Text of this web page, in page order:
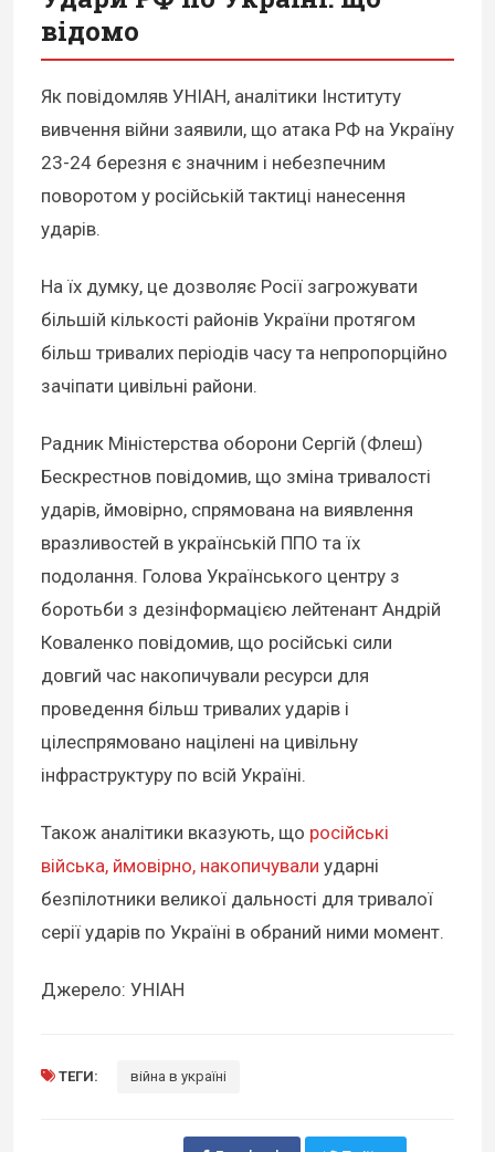
відомо
Як повідомляв УНІАН, аналітики Інституту
вивчення війни заявили, що атака РФ на Україну
23-24 березня є значним і небезпечним
поворотом у російській тактиці нанесення
ударів.
На їх думку, це дозволяє Росії загрожувати
більшій кількості районів України протягом
більш тривалих періодів часу та непропорційно
зачіпати цивільні райони.
Радник Міністерства оборони Сергій (Флеш)
Бескрестнов повідомив, що зміна тривалості
ударів, ймовірно, спрямована на виявлення
вразливостей в українській ППО та їх
подолання. Голова Українського центру з
боротьби з дезінформацією лейтенант Андрій
Коваленко повідомив, що російські сили
довгий час накопичували ресурси для
проведення більш тривалих ударів і
цілеспрямовано націлені на цивільну
інфраструктуру по всій Україні.
Також аналітики вказують, що російські
війська, ймовірно, накопичували ударні
безпілотники великої дальності для тривалої
серії ударів по Україні в обраний ними момент.
Джерело: УНІАН
ТЕГИ: війна в україні